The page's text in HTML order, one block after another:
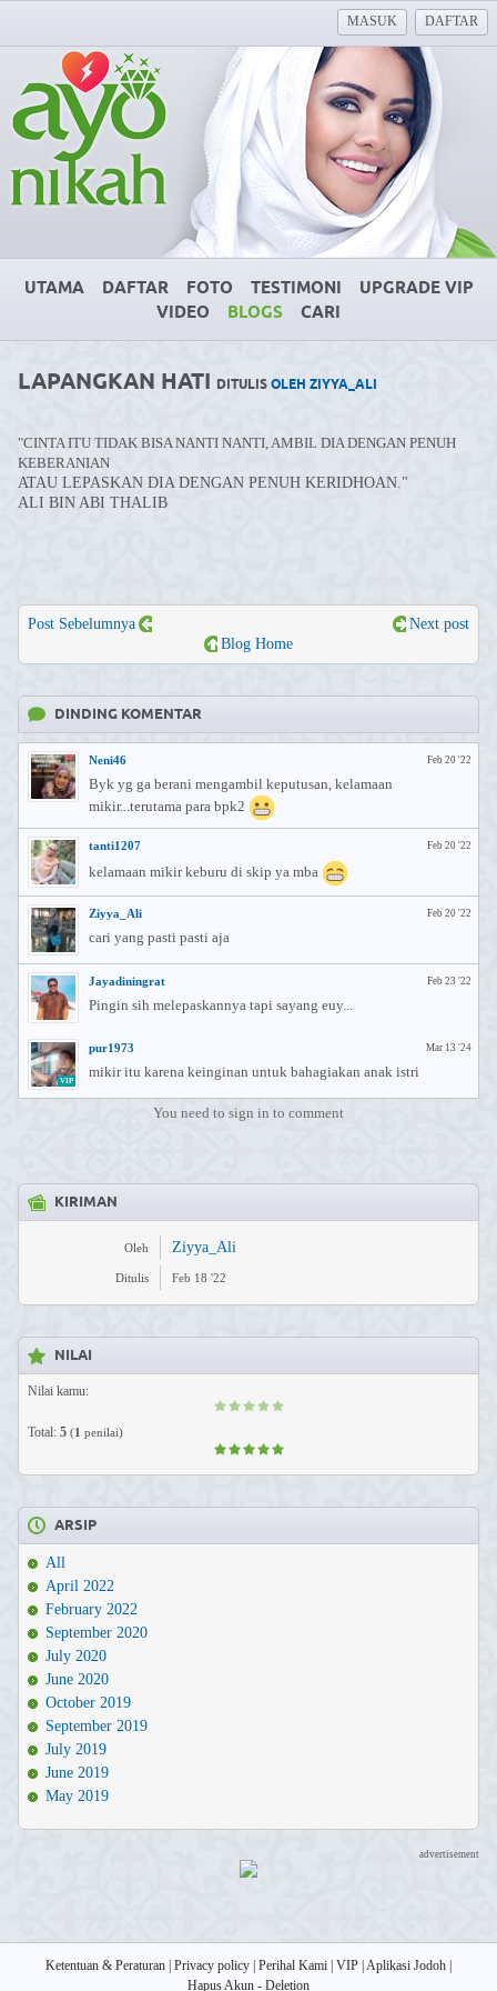
MASUK DAFTAR
UTAMA DAFTAR FOTO TESTIMONI
UPGRADE VIP
VIDEO
BLOGS CARI
LAPANGKAN HATI DITULISOLEH ZIYYA_ALI
"CINTA ITU TIDAK BISA NANTI NANTI, AMBIL DIA DENGAN PENUH
KEBERANIAN
ATAU LEPASKAN DIA DENGAN PENUH KERIDHOAN."
ALI BIN ABI THALIB
Post Sebelumnya
Next post
Blog Home
DINDING KOMENTAR
Feb 20 '22
Neni46
Byk yg ga berani mengambil keputusan, kelamaan
mikir...terutama para bpk2
Feb 20 '22
tanti1207
kelamaan mikir keburu di skip ya mba
Feb 20 '22
Ziyya_Ali
cari yang pasti pasti aja
Feb 23 '22
Jayadiningrat
Pingin sih melepaskannya tapi sayang euy...
VIP
Mar 13 '24
pur1973
mikir itu karena keinginan untuk bahagiakan anak istri
You need to sign in to comment
KIRIMAN
Oleh Ziyya_Ali
Ditulis Feb 18 '22
NILAI
Nilai kamu:
Total: 5 (1 penilai)
ARSIP
All
April 2022
February 2022
September 2020
July 2020
June 2020
October 2019
September 2019
July 2019
June 2019
May 2019
advertisement
Ketentuan & Peraturan Privacy policy Perihal Kami VIP Aplikasi Jodoh
Hapus Akun - Deletion